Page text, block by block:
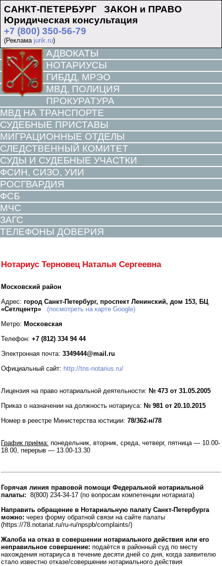
САНКТ-ПЕТЕРБУРГ ЗАКОН и ПРАВО
Юридическая консультация
+7 (800) 350-56-79
(Реклама jurik.ru)
АДВОКАТЫ
НОТАРИУСЫ
ГИБДД, МРЭО
МВД, ПОЛИЦИЯ
ПРОКУРАТУРА
МВД НА ТРАНСПОРТЕ
СУДЕБНЫЕ ПРИСТАВЫ
МИГРАЦИОННЫЕ ОТДЕЛЫ
СЛЕДСТВЕННЫЙ КОМИТЕТ
СУДЫ И СУДЕБНЫЕ УЧАСТКИ
ФСИН, СИЗО, УИИ
РОСГВАРДИЯ
ФСБ
МЧС
ЗАГС
ТЕЛЕФОНЫ ДОВЕРИЯ
Нотариус Терновец Наталья Сергеевна
Московский район
Адрес: город Санкт-Петербург, проспект Ленинский, дом 153, БЦ
«Сетлцентр»
(посмотреть на карте Google)
Метро: Московская
Телефон: +7 (812) 334 94 44
Электронная почта: 3349444@mail.ru
Официальный сайт: http://tns-notarius.ru/
Лицензия на право нотариальной деятельности: № 473 от 31.05.2005
Приказ о назначении на должность нотариуса: № 981 от 20.10.2015
Номер в реестре Министерства юстиции: 78/362-н/78
График приёма: понедельник, вторник, среда, четверг, пятница — 10.00-
18.00, перерыв — 13.00-13.30
Горячая линия правовой помощи Федеральной нотариальной
палаты: 8(800) 234-34-17 (по вопросам компетенции нотариата)
Направить обращение в Нотариальную палату Санкт-Петербурга
можно: через форму обратной связи на сайте палаты
(https://78.notariat.ru/ru-ru/npspb/complaints/)
Жалоба на отказ в совершении нотариального действия или его
неправильное совершение: подаётся в районный суд по месту
нахождения нотариуса в течение десяти дней со дня, когда заявителю
стало известно отказе/совершении нотариального действия